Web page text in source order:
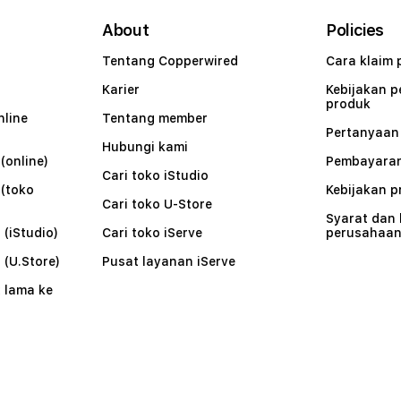
lama ke
About
Tentang Copperwired
Karier
Tentang member
Hubungi kami
Cari toko iStudio
Cari toko U-Store
Cari toko iServe
Pusat layanan iServe
Policies
Cara klaim
Kebijakan
produk
Pertanyaan
Kebijakan
Syarat dan
perusahaan